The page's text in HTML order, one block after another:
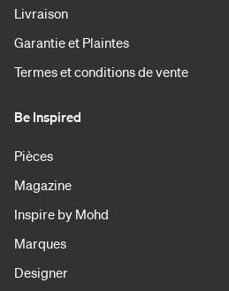
Livraison
Garantie et Plaintes
Termes et conditions de vente
Be Inspired
Pièces
Magazine
Inspire by Mohd
Marques
Designer